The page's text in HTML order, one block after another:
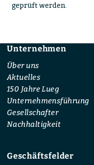
geprüft werden.
Footer
Unternehmen
Über uns
Aktuelles
150 Jahre Lueg
Unternehmensführung
Gesellschafter
Nachhaltigkeit
Geschäftsfelder